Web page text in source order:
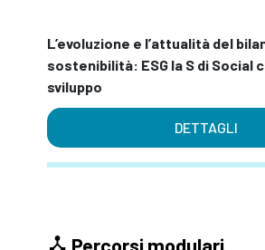
L’evoluzione e l’attualità del
sostenibilità: ESG la S di Social
sviluppo
DETTAGLI
Percorsi modulari